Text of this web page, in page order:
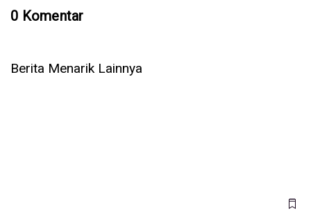
0 Komentar
Berita Menarik Lainnya